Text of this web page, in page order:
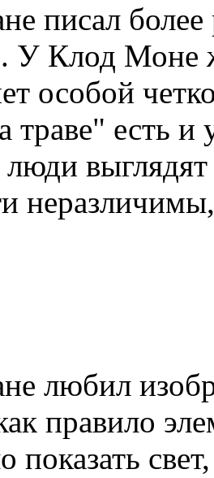
писал
У Клод Моне
особой
траве" есть
любил
правило
показать